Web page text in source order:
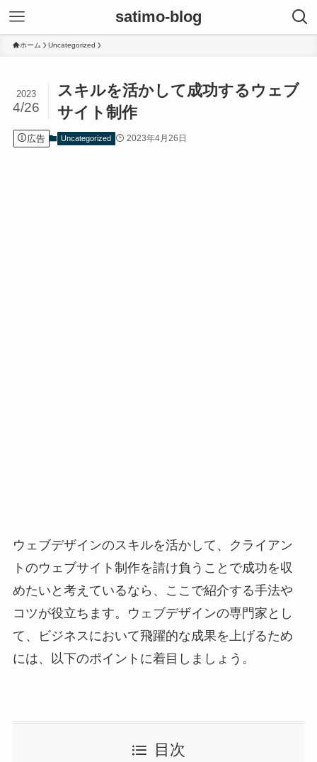
satimo-blog
ホーム Uncategorized
スキルを活かして成功するウェブ
サイト制作
2023
4/26
広告 Uncategorized 2023年4月26日
ウェブデザインのスキルを活かして、クライアン
トのウェブサイト制作を請け負うことで成功を収
めたいと考えているなら、ここで紹介する手法や
コツが役立ちます。ウェブデザインの専門家とし
て、ビジネスにおいて飛躍的な成果を上げるため
には、以下のポイントに着目しましょう。
目次